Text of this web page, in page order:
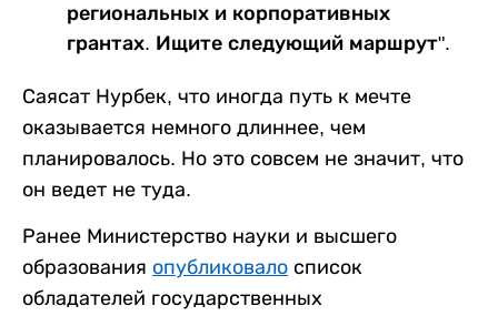
региональных и корпоративных
грантах. Ищите следующий маршрут".
Саясат Нурбек, что иногда путь к мечте
оказывается немного длиннее, чем
планировалось. Но это совсем не значит, что
он ведет не туда.
Ранее Министерство науки и высшего
образования опубликовало список
обладателей государственных